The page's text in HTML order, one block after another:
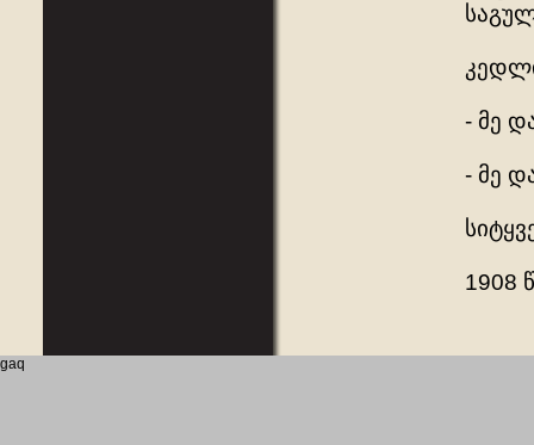
- მე
- მე
1908
gaq